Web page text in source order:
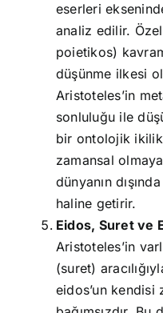
eserleri
analiz edilir.
poietikos)
düşünme ilkesi
Aristoteles’in
sonluluğu ile
bir ontolojik ikilik
zamansal
dünyanın
haline getirir.
Eidos, Suret ve
Aristoteles’in
(suret)
eidos’un kendisi